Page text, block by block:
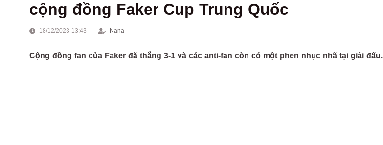
cộng đồng Faker Cup Trung Quốc
18/12/2023 13:43 Nana
Cộng đồng fan của Faker đã thắng 3-1 và các anti-fan còn có một phen nhục nhã tại giải đấu.